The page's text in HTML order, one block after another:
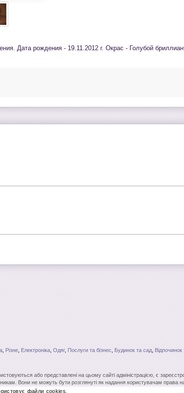
Дата рождения - 19.11.2012 г. Окрас - Голубой
Різне Електроніка Одяг, Послуги та бізнес Будинок та сад Відпочинок
або представлені на цьому сайті адміністрацією, є
Вони не можуть бути розглянуті як надання користувачам права
без відкритого для пошукових систем гіперпосилання джерело
файли cookies.